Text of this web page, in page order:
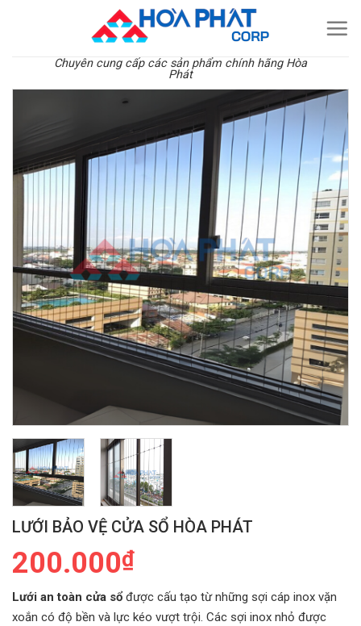
Chuyên cung cấp các sản phẩm chính hãng Hòa
Phát
LƯỚI BẢO VỆ CỬA SỔ HÒA PHÁT
200.000₫
Lưới an toàn cửa sổđược cấu tạo từ những sợi cáp inox vặn
xoắn có độ bền và lực kéo vượt trội. Các sợi inox nhỏ được